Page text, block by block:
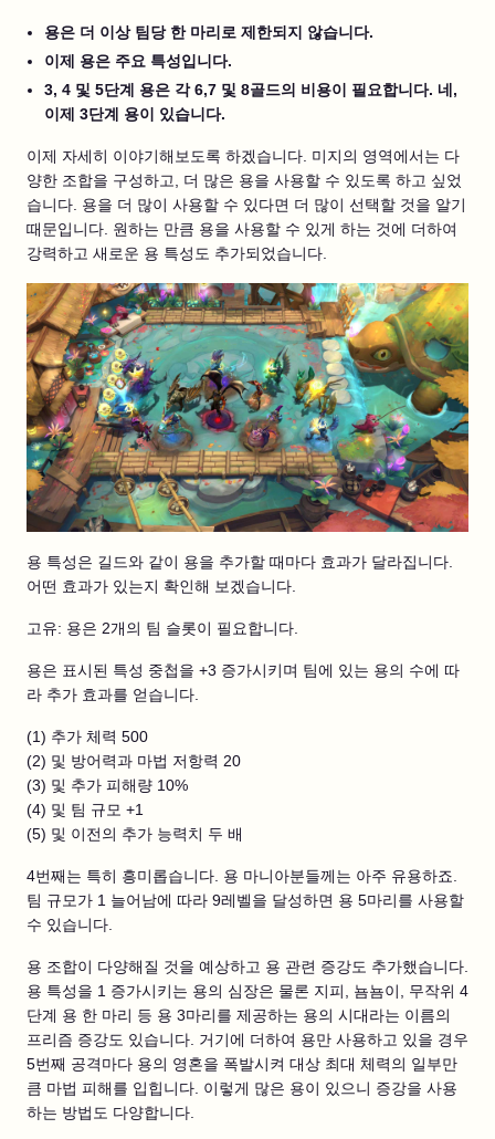
용은 더 이상 팀당 한 마리로 제한되지 않습니다.
이제 용은 주요 특성입니다.
3, 4 및 5단계 용은 각 6,7 및 8골드의 비용이 필요합니다. 네,
이제 3단계 용이 있습니다.
이제 자세히 이야기해보도록 하겠습니다. 미지의 영역에서는 다
양한 조합을 구성하고, 더 많은 용을 사용할 수 있도록 하고 싶었
습니다. 용을 더 많이 사용할 수 있다면 더 많이 선택할 것을 알기
때문입니다. 원하는 만큼 용을 사용할 수 있게 하는 것에 더하여
강력하고 새로운 용 특성도 추가되었습니다.
용 특성은 길드와 같이 용을 추가할 때마다 효과가 달라집니다.
어떤 효과가 있는지 확인해 보겠습니다.
고유: 용은 2개의 팀 슬롯이 필요합니다.
용은 표시된 특성 중첩을 +3 증가시키며 팀에 있는 용의 수에 따
라 추가 효과를 얻습니다.
(1) 추가 체력 500
(2) 및 방어력과 마법 저항력 20
(3) 및 추가 피해량 10%
(4) 및 팀 규모 +1
(5) 및 이전의 추가 능력치 두 배
4번째는 특히 흥미롭습니다. 용 마니아분들께는 아주 유용하죠.
팀 규모가 1 늘어남에 따라 9레벨을 달성하면 용 5마리를 사용할
수 있습니다.
용 조합이 다양해질 것을 예상하고 용 관련 증강도 추가했습니다.
용 특성을 1 증가시키는 용의 심장은 물론 지피, 뇸뇸이, 무작위 4
단계 용 한 마리 등 용 3마리를 제공하는 용의 시대라는 이름의
프리즘 증강도 있습니다. 거기에 더하여 용만 사용하고 있을 경우
5번째 공격마다 용의 영혼을 폭발시켜 대상 최대 체력의 일부만
큼 마법 피해를 입힙니다. 이렇게 많은 용이 있으니 증강을 사용
하는 방법도 다양합니다.